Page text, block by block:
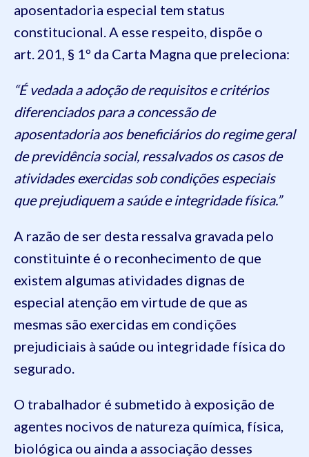
aposentadoria especial tem status
constitucional. A esse respeito, dispõe o
art. 201, § 1º da Carta Magna que preleciona:
“É vedada a adoção de requisitos e critérios
diferenciados para a concessão de
aposentadoria aos beneficiários do regime geral
de previdência social, ressalvados os casos de
atividades exercidas sob condições especiais
que prejudiquem a saúde e integridade física.”
A razão de ser desta ressalva gravada pelo
constituinte é o reconhecimento de que
existem algumas atividades dignas de
especial atenção em virtude de que as
mesmas são exercidas em condições
prejudiciais à saúde ou integridade física do
segurado.
O trabalhador é submetido à exposição de
agentes nocivos de natureza química, física,
biológica ou ainda a associação desses